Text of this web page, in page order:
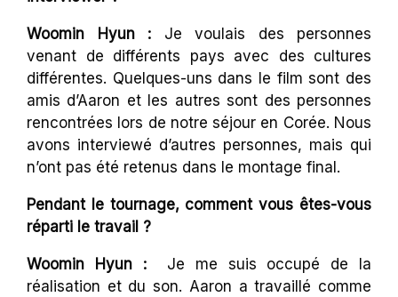
Woomin Hyun : Je voulais des personnes
venant de différents pays avec des cultures
différentes. Quelques-uns dans le film sont des
amis d’Aaron et les autres sont des personnes
rencontrées lors de notre séjour en Corée. Nous
avons interviewé d’autres personnes, mais qui
n’ont pas été retenus dans le montage final.
Pendant le tournage, comment vous êtes-vous
réparti le travail ?
Woomin Hyun :
Je me suis occupé de la
réalisation et du son. Aaron a travaillé comme